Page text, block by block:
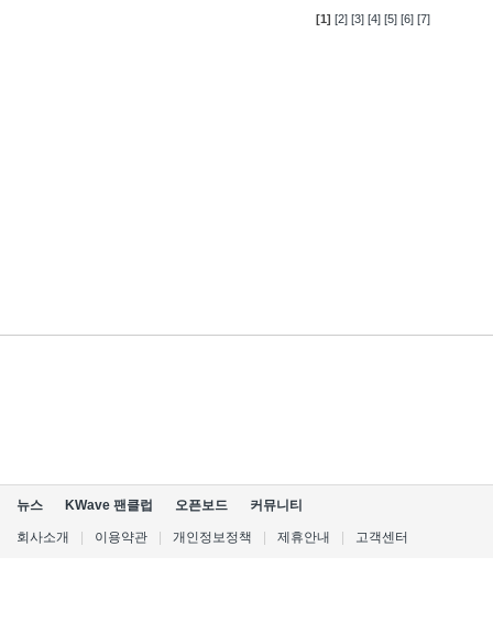
[1] [2] [3] [4] [5] [6] [7]
뉴스 KWave 팬클럽 오픈보드 커뮤니티
회사소개 이용약관 개인정보정책 제휴안내 고객센터